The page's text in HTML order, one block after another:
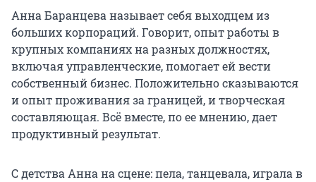
Анна Баранцева называет себя выходцем из
больших корпораций. Говорит, опыт работы в
крупных компаниях на разных должностях,
включая управленческие, помогает ей вести
собственный бизнес. Положительно сказываются
и опыт проживания за границей, и творческая
составляющая. Всё вместе, по ее мнению, дает
продуктивный результат.
С детства Анна на сцене: пела, танцевала, играла в